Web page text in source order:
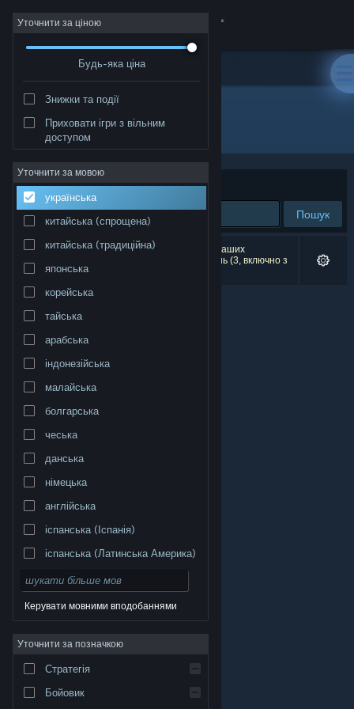
Увійти
Крамниця
Інформація
Підтримка
Змінити мову
Переглянути повну версію
© Valve Corporation. Усі права захищено. Усі
Юридична інформація
підписника Steam
cookie
Уточнити за ціною
Будь-яка ціна
Знижки та події
Приховати ігри з вільним
доступом
Уточнити за мовою
українська
китайська (спрощена)
китайська (традиційна)
японська
корейська
тайська
арабська
індонезійська
малайська
болгарська
чеська
данська
німецька
англійська
іспанська (Іспанія)
іспанська (Латинська Америка)
Керувати мовними вподобаннями
Уточнити за позначкою
Стратегія
Бойовик
"Winnie's Hole"
Упорядкувати за доречністю
Пошук
Результатів вашого пошуку: 0. Відповідно до ваших
уподобань було виключено кілька найменувань (3, включно з
Winnie's Hole).